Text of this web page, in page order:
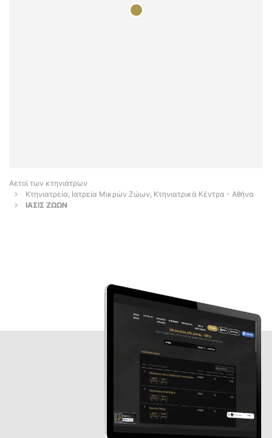
Αετοί των κτηνιάτρων
Κτηνιατρεία, Ιατρεία Μικρών Ζώων, Κτηνιατρικά Κέντρα - Αθήνα
ΙΑΣΙΣ ΖΩΩΝ